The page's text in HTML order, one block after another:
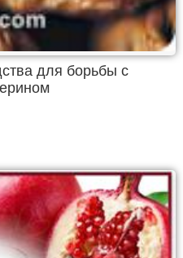
для борьбы с